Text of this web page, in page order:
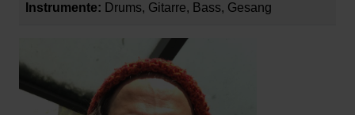
Instrumente: Drums, Gitarre, Bass, Gesang